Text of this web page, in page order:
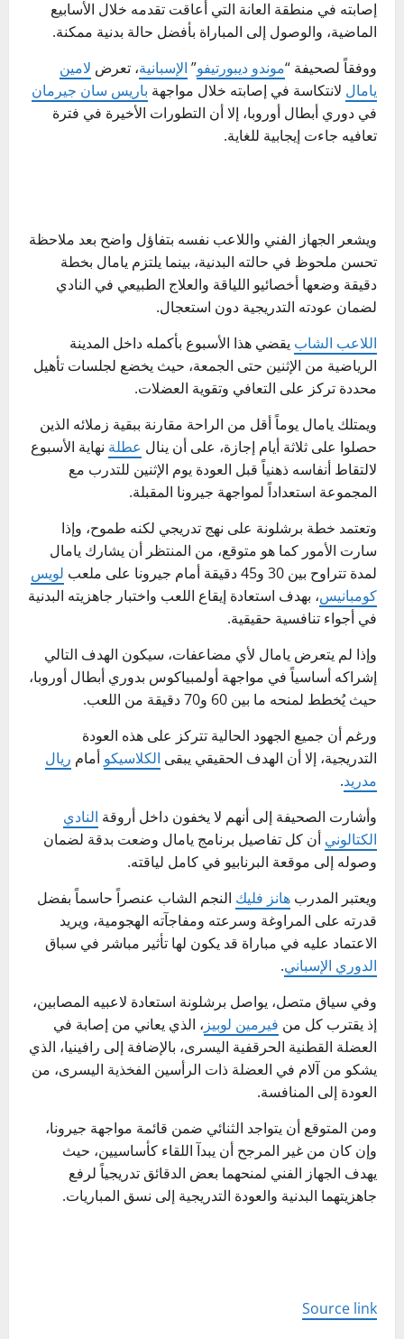
إصابته في منطقة العانة التي أعاقت تقدمه خلال الأسابيع
الماضية، والوصول إلى المباراة بأفضل حالة بدنية ممكنة.
ووفقاً لصحيفة “موندو ديبورتيفو” الإسبانية، تعرض لامين
يامال لانتكاسة في إصابته خلال مواجهة باريس سان جيرمان
في دوري أبطال أوروبا، إلا أن التطورات الأخيرة في فترة
تعافيه جاءت إيجابية للغاية.
ويشعر الجهاز الفني واللاعب نفسه بتفاؤل واضح بعد ملاحظة
تحسن ملحوظ في حالته البدنية، بينما يلتزم يامال بخطة
دقيقة وضعها أخصائيو اللياقة والعلاج الطبيعي في النادي
لضمان عودته التدريجية دون استعجال.
اللاعب الشاب يقضي هذا الأسبوع بأكمله داخل المدينة
الرياضية من الإثنين حتى الجمعة، حيث يخضع لجلسات تأهيل
محددة تركز على التعافي وتقوية العضلات.
ويمتلك يامال يوماً أقل من الراحة مقارنة ببقية زملائه الذين
حصلوا على ثلاثة أيام إجازة، على أن ينال عطلة نهاية الأسبوع
لالتقاط أنفاسه ذهنياً قبل العودة يوم الإثنين للتدرب مع
المجموعة استعداداً لمواجهة جيرونا المقبلة.
وتعتمد خطة برشلونة على نهج تدريجي لكنه طموح، وإذا
سارت الأمور كما هو متوقع، من المنتظر أن يشارك يامال
لمدة تتراوح بين 30 و45 دقيقة أمام جيرونا على ملعب
لويس
كومبانيس، بهدف استعادة إيقاع اللعب واختبار جاهزيته البدنية
في أجواء تنافسية حقيقية.
وإذا لم يتعرض يامال لأي مضاعفات، سيكون الهدف التالي
إشراكه أساسياً في مواجهة أولمبياكوس بدوري أبطال أوروبا،
حيث يُخطط لمنحه ما بين 60 و70 دقيقة من اللعب.
ورغم أن جميع الجهود الحالية تتركز على هذه العودة
التدريجية، إلا أن الهدف الحقيقي يبقى الكلاسيكو أمام ريال
مدريد.
وأشارت الصحيفة إلى أنهم لا يخفون داخل أروقة النادي
الكتالوني أن كل تفاصيل برنامج يامال وضعت بدقة لضمان
وصوله إلى موقعة البرنابيو في كامل لياقته.
ويعتبر المدرب هانز فليك النجم الشاب عنصراً حاسماً بفضل
قدرته على المراوغة وسرعته ومفاجآته الهجومية، ويريد
الاعتماد عليه في مباراة قد يكون لها تأثير مباشر في سباق
الدوري الإسباني.
وفي سياق متصل، يواصل برشلونة استعادة لاعبيه المصابين،
إذ يقترب كل من فيرمين لوبيز ، الذي يعاني من إصابة في
العضلة القطنية الحرقفية اليسرى، بالإضافة إلى رافينيا، الذي
يشكو من آلام في العضلة ذات الرأسين الفخذية اليسرى، من
العودة إلى المنافسة.
ومن المتوقع أن يتواجد الثنائي ضمن قائمة مواجهة جيرونا،
وإن كان من غير المرجح أن يبدآ اللقاء كأساسيين، حيث
يهدف الجهاز الفني لمنحهما بعض الدقائق تدريجياً لرفع
جاهزيتهما البدنية والعودة التدريجية إلى نسق المباريات.
Source link